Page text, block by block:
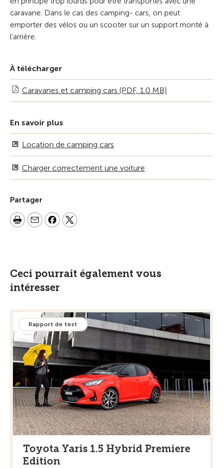
caravane. Dans le cas des camping- cars, on peut
emporter des vélos ou un scooter sur un support monté à
l’arrière.
À télécharger
Caravanes et camping cars (PDF, 1.0 MB)
En savoir plus
Location de camping cars
Charger correctement une voiture
Partager
Ceci pourrait également vous
intéresser
Rapport de test
Toyota Yaris 1.5 Hybrid Premiere
Edition